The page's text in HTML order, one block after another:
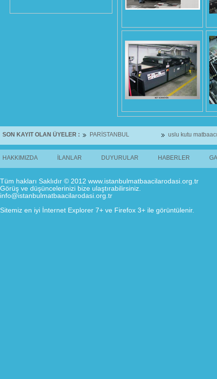
SON KAYIT OLAN ÜYELER : PARİSTANBUL uslu kutu
HAKKIMIZDA İLANLAR DUYURULAR HABERLER
Tüm hakları Saklıdır © 2012 www.istanbulmatbaacilarodasi.org.tr
Görüş ve düşüncelerinizi bize ulaştırabilirsiniz.
info@istanbulmatbaacilarodasi.org.tr
Sitemiz en iyi İnternet Explorer 7+ ve Firefox 3+ ile görüntülenir.